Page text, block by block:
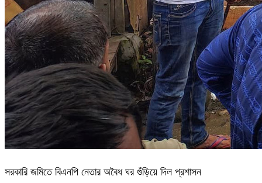
সরকারি জমিতে বিএনপি নেতার অবৈধ ঘর গুঁড়িয়ে দিল প্রশাসন